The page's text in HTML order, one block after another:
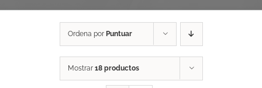
Ordena por Puntuar
Mostrar 18 productos